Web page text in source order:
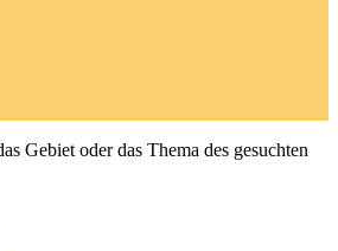
Gebiet oder das Thema des gesuchten